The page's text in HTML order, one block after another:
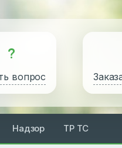
вопрос
Надзор ТР ТС